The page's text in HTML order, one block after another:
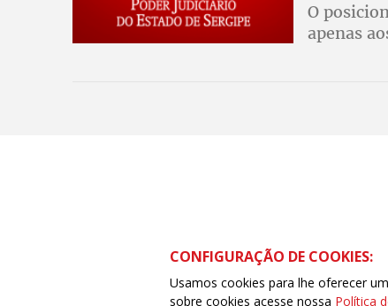
O
apenas
CONFIGURAÇÃO DE COOKIES:
Usamos cookies para lhe oferecer
sobre cookies acesse nossa Política